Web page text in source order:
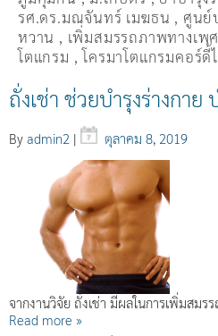
รศ.ดร.มณจันทร์ เมฆธน , ศูนย์
หวาน , เพิ่มสมรรถภาพทางเพศ
โตแกรม ,โครมาโตแกรมคอร์ดี้
ถั่งเช่า ช่วยบำรุงร่างกาย
By admin2 | ตุลาคม 8, 2019
จากงานวิจัย ถั่งเช่า มีผลในการเพิ่มสมร
Read more »